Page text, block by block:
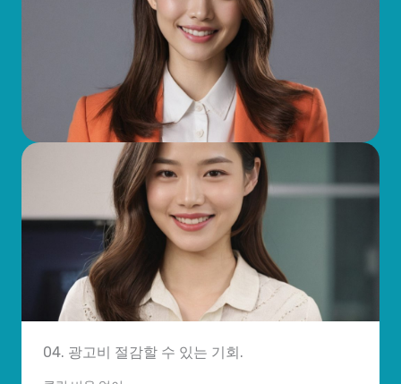
04. 광고비 절감할 수 있는 기회.